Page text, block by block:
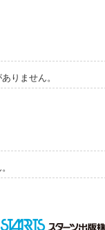
の目を見た。
をした。
の？」
りません。